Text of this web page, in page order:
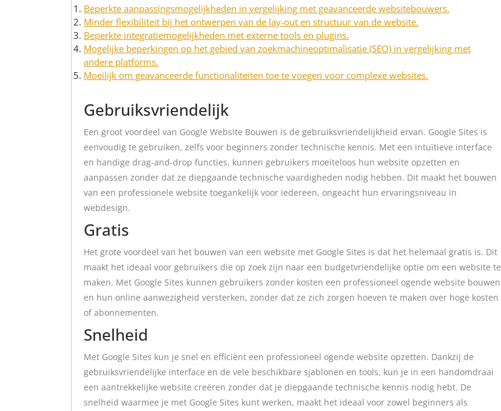
Beperkte aanpassingsmogelijkheden in vergelijking met geavanceerde websitebouwers.
Minder flexibiliteit bij het ontwerpen van de lay-out en structuur van de website.
Beperkte integratiemogelijkheden met externe tools en plugins.
Mogelijke beperkingen op het gebied van zoekmachineoptimalisatie (SEO) in vergelijking met
andere platforms.
Moeilijk om geavanceerde functionaliteiten toe te voegen voor complexe websites.
Gebruiksvriendelijk
Een groot voordeel van Google Website Bouwen is de gebruiksvriendelijkheid ervan. Google Sites is
eenvoudig te gebruiken, zelfs voor beginners zonder technische kennis. Met een intuïtieve interface
en handige drag-and-drop functies, kunnen gebruikers moeiteloos hun website opzetten en
aanpassen zonder dat ze diepgaande technische vaardigheden nodig hebben. Dit maakt het bouwen
van een professionele website toegankelijk voor iedereen, ongeacht hun ervaringsniveau in
webdesign.
Gratis
Het grote voordeel van het bouwen van een website met Google Sites is dat het helemaal gratis is. Dit
maakt het ideaal voor gebruikers die op zoek zijn naar een budgetvriendelijke optie om een website te
maken. Met Google Sites kunnen gebruikers zonder kosten een professioneel ogende website bouwen
en hun online aanwezigheid versterken, zonder dat ze zich zorgen hoeven te maken over hoge kosten
of abonnementen.
Snelheid
Met Google Sites kun je snel en efficiënt een professioneel ogende website opzetten. Dankzij de
gebruiksvriendelijke interface en de vele beschikbare sjablonen en tools, kun je in een handomdraai
een aantrekkelijke website creëren zonder dat je diepgaande technische kennis nodig hebt. De
snelheid waarmee je met Google Sites kunt werken, maakt het ideaal voor zowel beginners als